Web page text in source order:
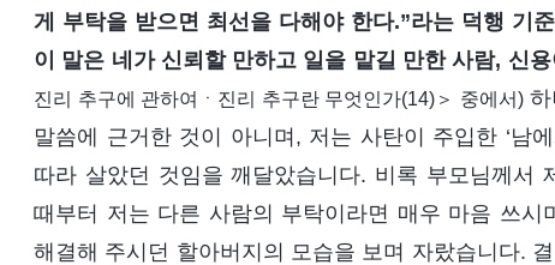
게 부탁을 받으면 최선을 다해야 한다.”라는 덕행 기
이 말은 네가 신뢰할 만하고 일을 맡길 만한 사람, 신
진리 추구에 관하여ㆍ진리 추구란 무엇인가(14)＞ 중에서)하
말씀에 근거한 것이 아니며, 저는 사탄이 주입한 ‘남
따라 살았던 것임을 깨달았습니다. 비록 부모님께서
때부터 저는 다른 사람의 부탁이라면 매우 마음 쓰시
해결해 주시던 할아버지의 모습을 보며 자랐습니다.